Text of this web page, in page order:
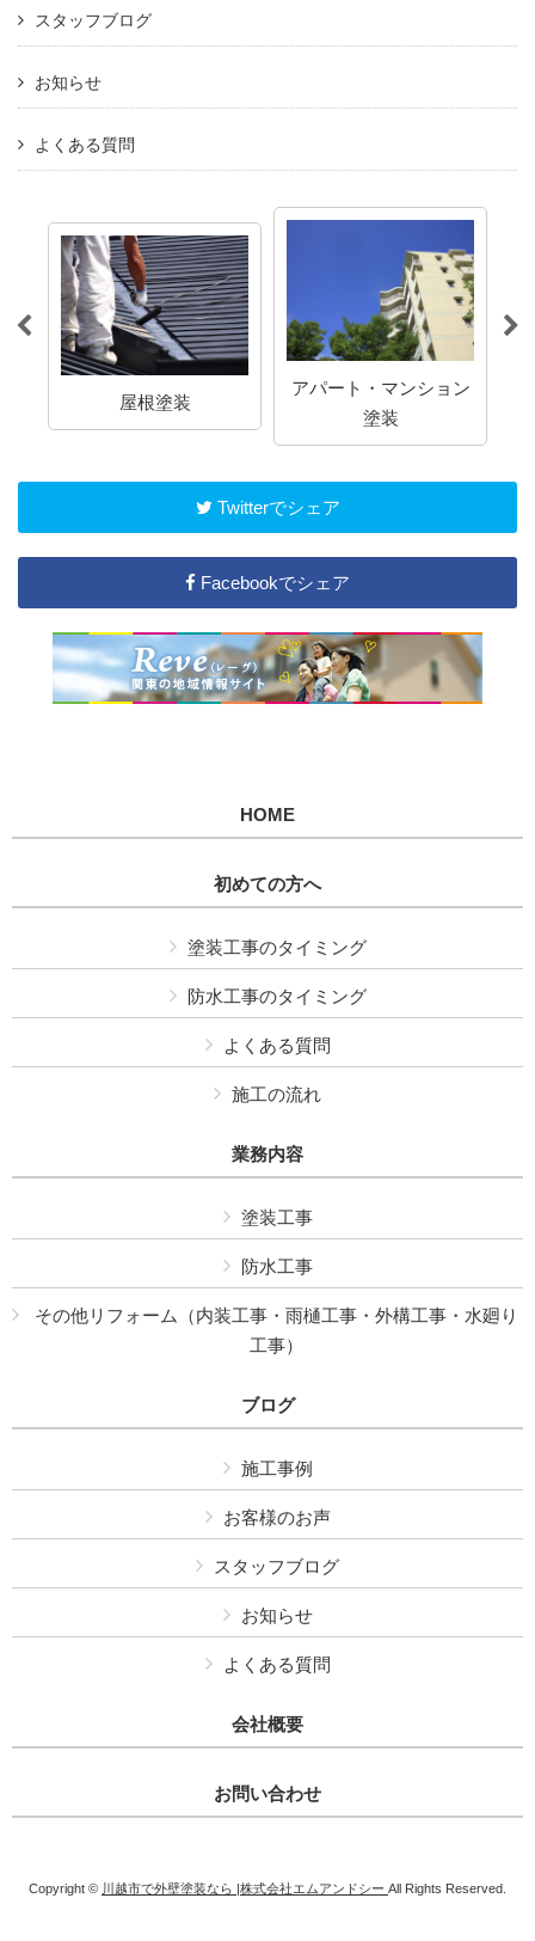
スタッフブログ
お知らせ
よくある質問
屋根塗装
アパート・マンション
塗装
Twitterでシェア
Facebookでシェア
HOME
初めての方へ
塗装工事のタイミング
防水工事のタイミング
よくある質問
施工の流れ
業務内容
塗装工事
防水工事
その他リフォーム（内装工事・雨樋工事・外構工事・水廻り
工事）
ブログ
施工事例
お客様のお声
スタッフブログ
お知らせ
よくある質問
会社概要
お問い合わせ
Copyright © 川越市で外壁塗装なら |株式会社エムアンドシー All Rights Reserved.